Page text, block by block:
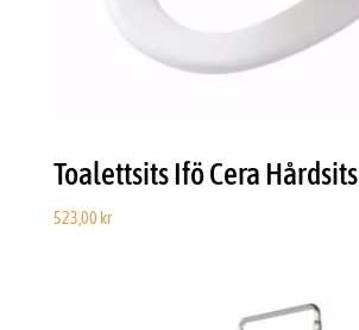
Toalettsits Ifö Cera Hårdsits
523,00 kr